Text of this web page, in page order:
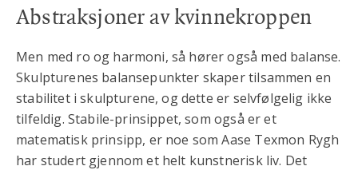
Abstraksjoner av kvinnekroppen
Men med ro og harmoni, så hører også med balanse.
Skulpturenes balansepunkter skaper tilsammen en
stabilitet i skulpturene, og dette er selvfølgelig ikke
tilfeldig. Stabile-prinsippet, som også er et
matematisk prinsipp, er noe som Aase Texmon Rygh
har studert gjennom et helt kunstnerisk liv. Det